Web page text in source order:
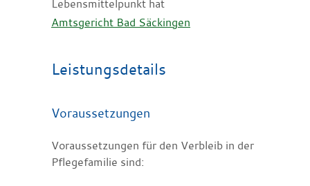
Lebensmittelpunkt hat
Amtsgericht Bad Säckingen
Leistungsdetails
Voraussetzungen
Voraussetzungen für den Verbleib in der
Pflegefamilie sind: